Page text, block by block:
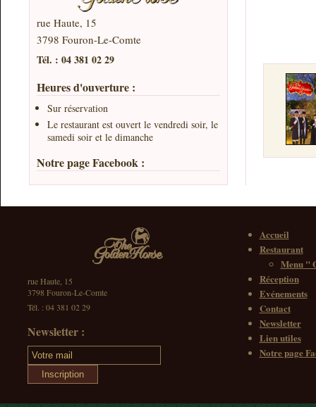
rue Haute, 15
3798 Fouron-Le-Comte
Tél. : 04 381 02 29
Heures d'ouverture :
Sur réservation
Le restaurant est ouvert le vendredi soir, le
samedi soir et le dimanche
Notre page Facebook :
rue Haute, 15
3798 Fouron-Le-Comte
Tél. : 04 381 02 29
Newsletter :
Accueil
Restaurant
Menu "
Réception
Evénements
Contact
Newsletter
Lien utiles
Notre page